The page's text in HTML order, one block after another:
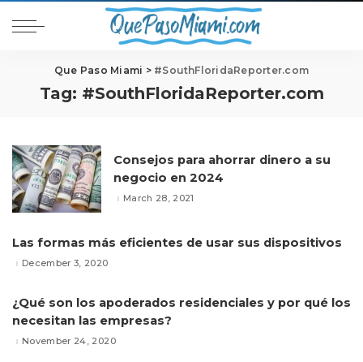
Que Paso Miami > #SouthFloridaReporter.com
Tag: #SouthFloridaReporter.com
Consejos para ahorrar dinero a su
negocio en 2024
March 28, 2021
Las formas más eficientes de usar sus dispositivos
December 3, 2020
¿Qué son los apoderados residenciales y por qué los
necesitan las empresas?
November 24, 2020